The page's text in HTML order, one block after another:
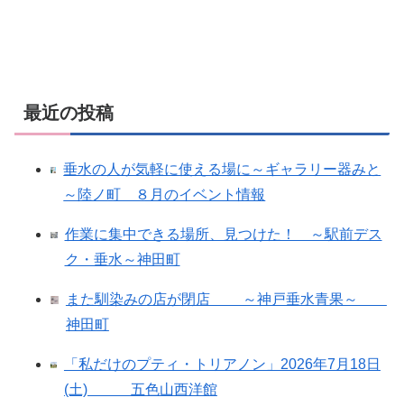
最近の投稿
垂水の人が気軽に使える場に～ギャラリー器みと
～陸ノ町 ８月のイベント情報
作業に集中できる場所、見つけた！ ～駅前デス
ク・垂水～神田町
また馴染みの店が閉店 ～神戸垂水青果～
神田町
「私だけのプティ・トリアノン」2026年7月18日
(土) 五色山西洋館